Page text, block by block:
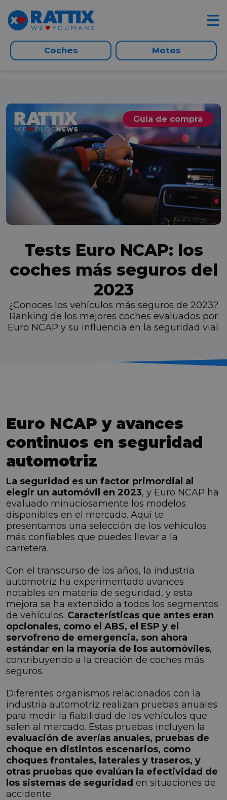
Coches Motos
Guía de compra
Tests Euro NCAP: los
coches más seguros del
2023
¿Conoces los vehículos más seguros de 2023?
Ranking de los mejores coches evaluados por
Euro NCAP y su influencia en la seguridad vial.
Euro NCAP y avances
continuos en seguridad
automotriz
La seguridad es un factor primordial al
elegir un automóvil en 2023, y Euro NCAP ha
evaluado minuciosamente los modelos
disponibles en el mercado. Aquí te
presentamos una selección de los vehículos
más confiables que puedes llevar a la
carretera.
Con el transcurso de los años, la industria
automotriz ha experimentado avances
notables en materia de seguridad, y esta
mejora se ha extendido a todos los segmentos
de vehículos. Características que antes eran
opcionales, como el ABS, el ESP y el
servofreno de emergencia, son ahora
estándar en la mayoría de los automóviles,
contribuyendo a la creación de coches más
seguros.
Diferentes organismos relacionados con la
industria automotriz realizan pruebas anuales
para medir la fiabilidad de los vehículos que
salen al mercado. Estas pruebas incluyen la
evaluación de averías anuales, pruebas de
choque en distintos escenarios, como
choques frontales, laterales y traseros, y
otras pruebas que evalúan la efectividad de
los sistemas de seguridad en situaciones de
accidente.